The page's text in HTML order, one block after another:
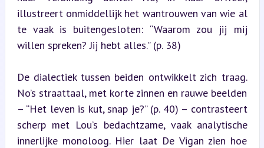
illustreert onmiddellijk het wantrouwen van wie al
te vaak is buitengesloten: “Waarom zou jij mij
willen spreken? Jij hebt alles.” (p. 38)
De dialectiek tussen beiden ontwikkelt zich traag.
No’s straattaal, met korte zinnen en rauwe beelden
– “Het leven is kut, snap je?” (p. 40) – contrasteert
scherp met Lou’s bedachtzame, vaak analytische
innerlijke monoloog. Hier laat De Vigan zien hoe